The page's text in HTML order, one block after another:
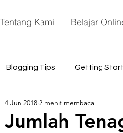
Tentang Kami Belajar
Blogging Tips Getting
Astronomy Space
Jumlah
4 Jun 2018 2 menit membaca